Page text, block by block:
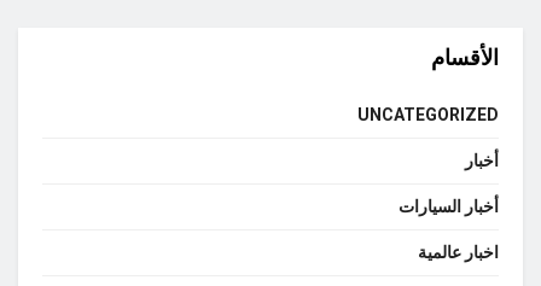
الأقسام
UNCATEGORIZED
أخبار
أخبار السيارات
اخبار عالمية